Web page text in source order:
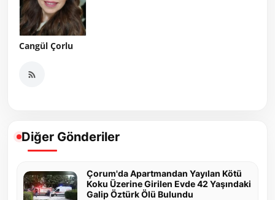
Cangül Çorlu
Diğer Gönderiler
Çorum'da Apartmandan Yayılan Kötü
Koku Üzerine Girilen Evde 42 Yaşındaki
Galip Öztürk Ölü Bulundu